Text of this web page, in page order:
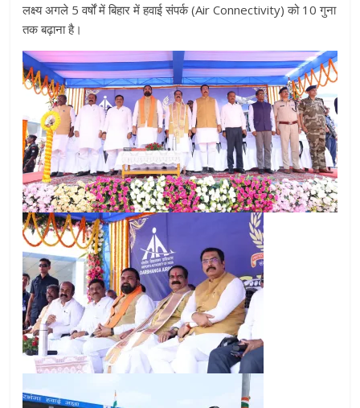
लक्ष्य अगले 5 वर्षों में बिहार में हवाई संपर्क (Air Connectivity) को 10 गुना
तक बढ़ाना है।